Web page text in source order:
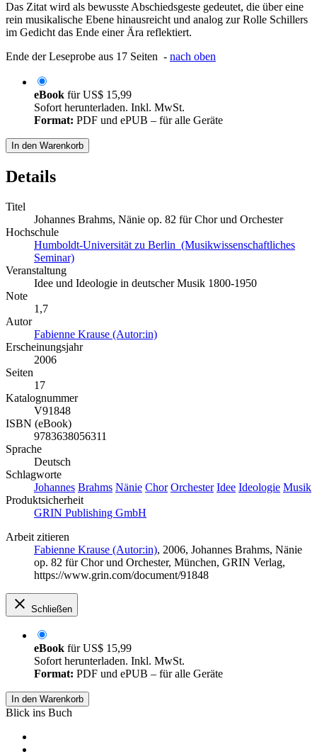
Das Zitat wird als bewusste Abschiedsgeste gedeutet, die über eine
rein musikalische Ebene hinausreicht und analog zur Rolle Schillers
im Gedicht das Ende einer Ära reflektiert.
Ende der Leseprobe aus 17 Seiten - nach oben
eBook fürUS$ 15,99
Sofort herunterladen. Inkl. MwSt.
Format: PDF und ePUB – für alle Geräte
In den Warenkorb
Details
Titel
Johannes Brahms, Nänie op. 82 für Chor und Orchester
Hochschule
Humboldt-Universität zu Berlin (Musikwissenschaftliches
Seminar)
Veranstaltung
Idee und Ideologie in deutscher Musik 1800-1950
Note
1,7
Autor
Fabienne Krause (Autor:in)
Erscheinungsjahr
2006
Seiten
17
Katalognummer
V91848
ISBN (eBook)
9783638056311
Sprache
Deutsch
Schlagworte
Johannes Brahms Nänie Chor Orchester Idee Ideologie Musik
Produktsicherheit
GRIN Publishing GmbH
Arbeit zitieren
Fabienne Krause (Autor:in), 2006, Johannes Brahms, Nänie
op. 82 für Chor und Orchester, München, GRIN Verlag,
https://www.grin.com/document/91848
Schließen
eBook fürUS$ 15,99
Sofort herunterladen. Inkl. MwSt.
Format: PDF und ePUB – für alle Geräte
In den Warenkorb
Blick ins Buch